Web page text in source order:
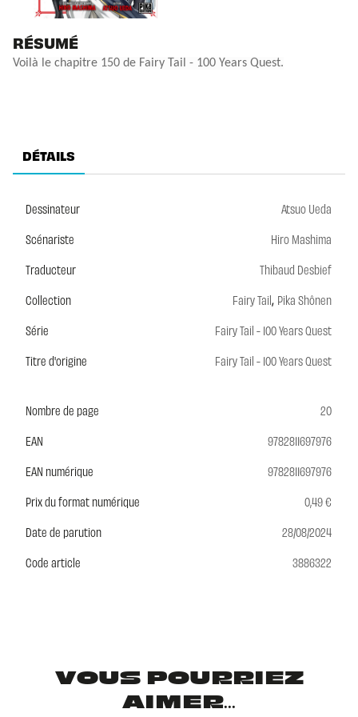
RÉSUMÉ
Voilà le chapitre 150 de Fairy Tail - 100 Years Quest.
DÉTAILS
Dessinateur
Atsuo Ueda
Scénariste
Hiro Mashima
Traducteur
Thibaud Desbief
Collection
Fairy Tail, Pika Shônen
Série
Fairy Tail - 100 Years Quest
Titre d'origine
Fairy Tail - 100 Years Quest
Nombre de page
20
EAN
9782811697976
EAN numérique
9782811697976
Prix du format numérique
0,49 €
Date de parution
28/08/2024
Code article
3886322
VOUS POURRIEZ
AIMER...